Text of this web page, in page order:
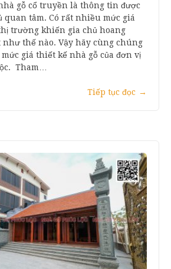
gỗ cổ truyền là thông tin được
quan tâm. Có rất nhiều mức giá
trường khiến gia chủ hoang
thế nào. Vậy hãy cùng chúng
giá thiết kế nhà gỗ của đơn vị
Tham…
Tiếp tục đọc →